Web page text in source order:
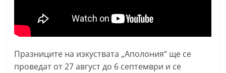
a
k
.
Празниците на изкуствата „Аполония“ ще се
проведат от 27 август до 6 септември и се